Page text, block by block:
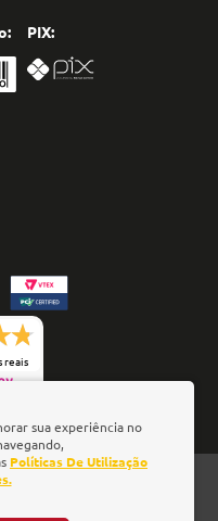
PIX:
reais
323 - Loja 28 -
sua experiência no
Políticas De Utilização